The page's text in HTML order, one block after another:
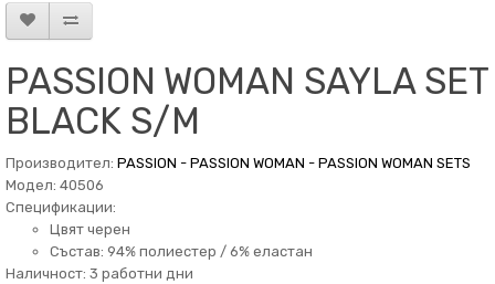
PASSION WOMAN SAYLA SET
BLACK S/M
Производител: PASSION - PASSION WOMAN - PASSION WOMAN SETS
Модел: 40506
Спецификации:
Цвят черен
Състав: 94% полиестер / 6% еластан
Наличност: 3 работни дни